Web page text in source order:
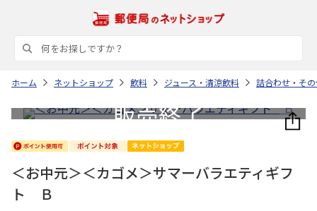
ホーム ネットショップ 飲料 ジュース・清涼飲料 詰合わせ・そ
＜お中元＞＜カゴメ＞サマーバラエティギフ
ト Ｂ